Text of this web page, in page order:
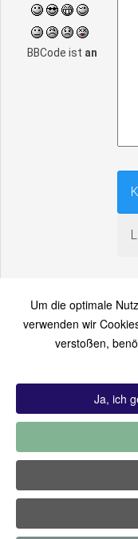
BBCode ist an
An
Bitte loggen Sie
Um die optimale
verwenden wir
verstoßen,
Ja, ich